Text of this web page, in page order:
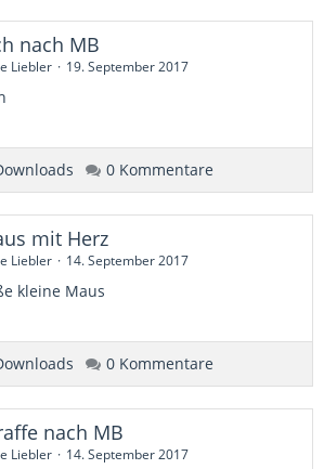
nach MB
Liebler 19. September 2017
0 Kommentare
mit Herz
Liebler 14. September 2017
kleine Maus
0 Kommentare
nach MB
Liebler 14. September 2017